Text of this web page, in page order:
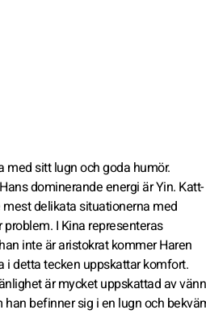
med sitt lugn och goda humör.
dominerande energi är Yin. Katt-
delikata situationerna med
I Kina representeras
inte är aristokrat kommer Haren
i detta tecken uppskattar komfort.
är mycket uppskattad av
befinner sig i en lugn och